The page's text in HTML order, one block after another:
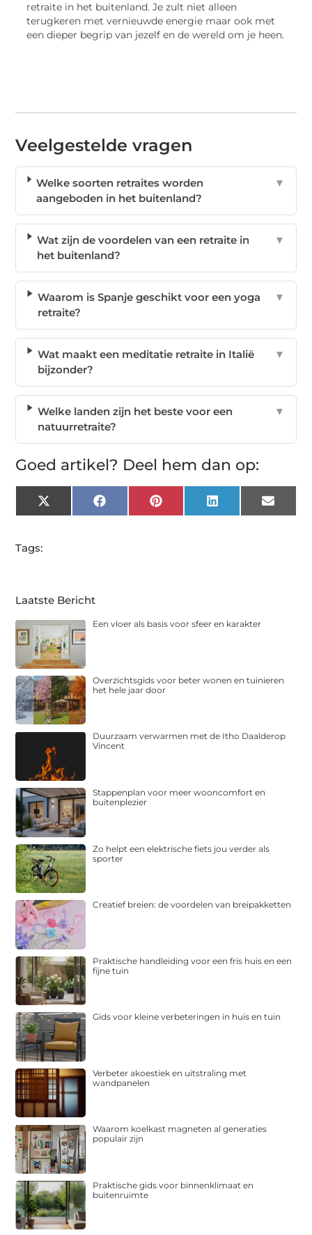
retraite in het buitenland. Je zult niet alleen
terugkeren met vernieuwde energie maar ook met
een dieper begrip van jezelf en de wereld om je heen.
Veelgestelde vragen
Welke soorten retraites worden
aangeboden in het buitenland?
▼
Wat zijn de voordelen van een retraite in
het buitenland?
▼
Waarom is Spanje geschikt voor een yoga
retraite?
▼
Wat maakt een meditatie retraite in Italië
bijzonder?
▼
Welke landen zijn het beste voor een
natuurretraite?
▼
Goed artikel? Deel hem dan op:
X
(Twitter)
FacebookPinterest LinkedIn Email
Tags:
Laatste Bericht
Een vloer als basis voor sfeer en karakter
Overzichtsgids voor beter wonen en tuinieren
het hele jaar door
Duurzaam verwarmen met de Itho Daalderop
Vincent
Stappenplan voor meer wooncomfort en
buitenplezier
Zo helpt een elektrische fiets jou verder als
sporter
Creatief breien: de voordelen van breipakketten
Praktische handleiding voor een fris huis en een
fijne tuin
Gids voor kleine verbeteringen in huis en tuin
Verbeter akoestiek en uitstraling met
wandpanelen
Waarom koelkast magneten al generaties
populair zijn
Praktische gids voor binnenklimaat en
buitenruimte